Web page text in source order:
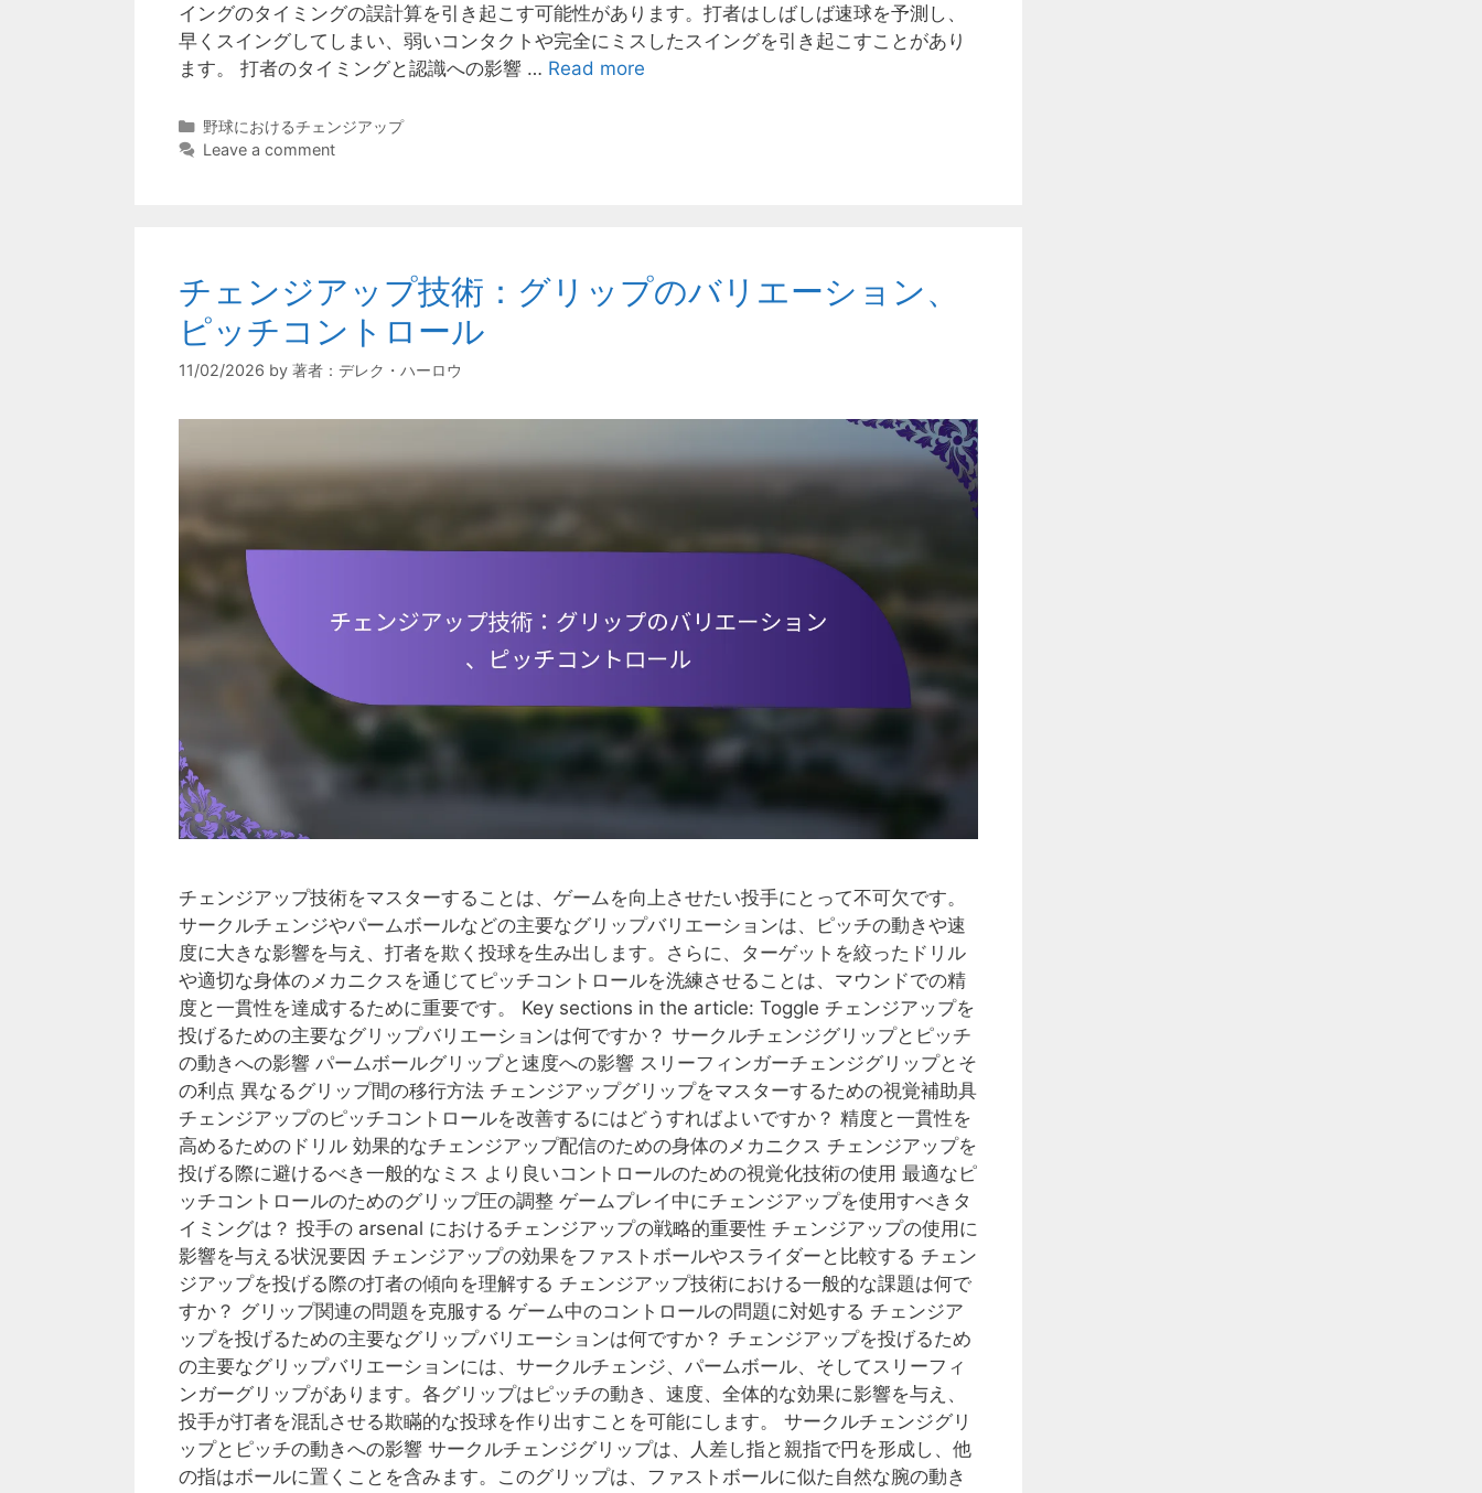
イングのタイミングの誤計算を引き起こす可能性があります。打者はしばしば速球を予測し、
早くスイングしてしまい、弱いコンタクトや完全にミスしたスイングを引き起こすことがあり
ます。 打者のタイミングと認識への影響 … Read more
Categories
野球におけるチェンジアップ
Leave a comment
チェンジアップ技術：グリップのバリエーション、
ピッチコントロール
11/02/2026 by 著者：デレク・ハーロウ
チェンジアップ技術をマスターすることは、ゲームを向上させたい投手にとって不可欠です。
サークルチェンジやパームボールなどの主要なグリップバリエーションは、ピッチの動きや速
度に大きな影響を与え、打者を欺く投球を生み出します。さらに、ターゲットを絞ったドリル
や適切な身体のメカニクスを通じてピッチコントロールを洗練させることは、マウンドでの精
度と一貫性を達成するために重要です。 Key sections in the article: Toggle チェンジアップを
投げるための主要なグリップバリエーションは何ですか？ サークルチェンジグリップとピッチ
の動きへの影響 パームボールグリップと速度への影響 スリーフィンガーチェンジグリップとそ
の利点 異なるグリップ間の移行方法 チェンジアップグリップをマスターするための視覚補助具
チェンジアップのピッチコントロールを改善するにはどうすればよいですか？ 精度と一貫性を
高めるためのドリル 効果的なチェンジアップ配信のための身体のメカニクス チェンジアップを
投げる際に避けるべき一般的なミス より良いコントロールのための視覚化技術の使用 最適なピ
ッチコントロールのためのグリップ圧の調整 ゲームプレイ中にチェンジアップを使用すべきタ
イミングは？ 投手の arsenal におけるチェンジアップの戦略的重要性 チェンジアップの使用に
影響を与える状況要因 チェンジアップの効果をファストボールやスライダーと比較する チェン
ジアップを投げる際の打者の傾向を理解する チェンジアップ技術における一般的な課題は何で
すか？ グリップ関連の問題を克服する ゲーム中のコントロールの問題に対処する チェンジア
ップを投げるための主要なグリップバリエーションは何ですか？ チェンジアップを投げるため
の主要なグリップバリエーションには、サークルチェンジ、パームボール、そしてスリーフィ
ンガーグリップがあります。各グリップはピッチの動き、速度、全体的な効果に影響を与え、
投手が打者を混乱させる欺瞞的な投球を作り出すことを可能にします。 サークルチェンジグリ
ップとピッチの動きへの影響 サークルチェンジグリップは、人差し指と親指で円を形成し、他
の指はボールに置くことを含みます。このグリップは、ファストボールに似た自然な腕の動き